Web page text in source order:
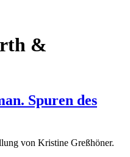
&
Spuren des
von Kristine Greßhöner.